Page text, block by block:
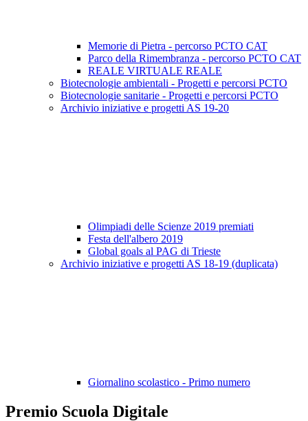
Memorie di Pietra - percorso PCTO CAT
Parco della Rimembranza - percorso PCTO CAT
REALE VIRTUALE REALE
Biotecnologie ambientali - Progetti e percorsi PCTO
Biotecnologie sanitarie - Progetti e percorsi PCTO
Archivio iniziative e progetti AS 19-20
Olimpiadi delle Scienze 2019 premiati
Festa dell'albero 2019
Global goals al PAG di Trieste
Archivio iniziative e progetti AS 18-19 (duplicata)
Giornalino scolastico - Primo numero
Premio Scuola Digitale